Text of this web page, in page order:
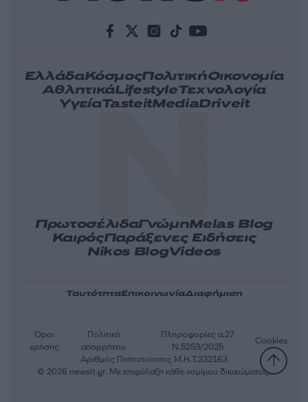
ΕλλάδαΚόσμοςΠολιτικήΟικονομία
ΑθλητικάLifestyleΤεχνολογία
ΥγείαTasteitMediaDriveit
ΠρωτοσέλιδαΓνώμηMelas Blog
ΚαιρόςΠαράξενες Ειδήσεις
Nikos BlogVideos
ΤαυτότηταΕπικοινωνίαΔιαφήμιση
Αριθμός Πιστοποίησης Μ.Η.Τ.232163
Όροι
χρήσης
Πολιτική
απορρήτου
Πληροφορίες α.27
Ν.5253/2025
Cookies
© 2026 newsit.gr. Με επιφύλαξη κάθε νομίμου δικαιώματος.